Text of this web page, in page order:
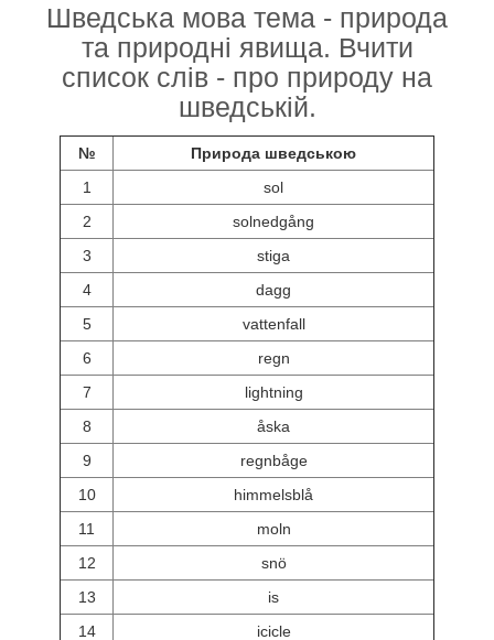
Шведська мова тема - природа
та природні явища. Вчити
список слів - про природу на
шведській.
№
Природа шведською
1
sol
2
solnedgång
3
stiga
4
dagg
5
vattenfall
6
regn
7
lightning
8
åska
9
regnbåge
10
himmelsblå
11
moln
12
snö
13
is
14
icicle